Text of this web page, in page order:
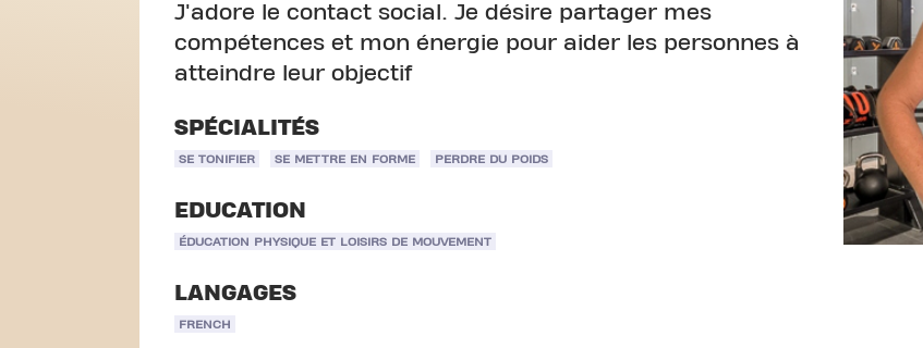
J'adore le contact social. Je désire partager mes
compétences et mon énergie pour aider les personnes à
atteindre leur objectif
SPÉCIALITÉS
SE TONIFIER SE METTRE EN FORME PERDRE DU POIDS
EDUCATION
ÉDUCATION PHYSIQUE ET LOISIRS DE MOUVEMENT
LANGAGES
FRENCH